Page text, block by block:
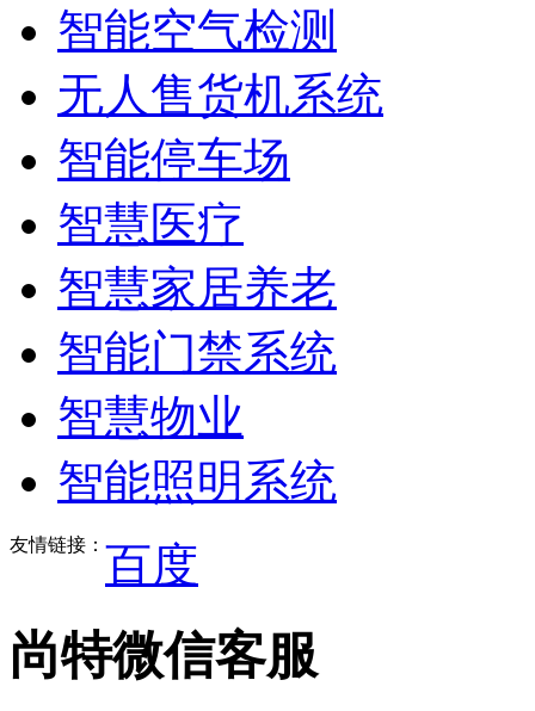
智能空气检测
无人售货机系统
智能停车场
智慧医疗
智慧家居养老
智能门禁系统
智慧物业
智能照明系统
友情链接： 百度
尚特微信客服